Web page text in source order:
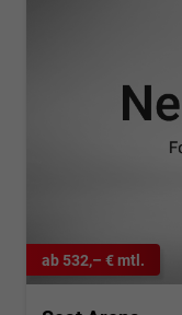
ab 532,– € mtl.